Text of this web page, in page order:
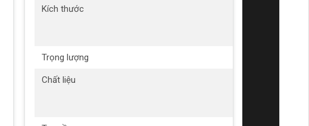
Kích thước
Trọng lượng
Chất liệu